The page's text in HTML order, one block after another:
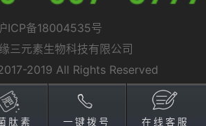
ICP备18004535号
三元素生物科技有限公司
2019 All Rights Reserved
肽素 一键拨号 在线客服